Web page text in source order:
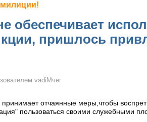
обеспечивает
пришлось
vadiMчег
отчаянные меры,чтобы
пользоваться своими служебными